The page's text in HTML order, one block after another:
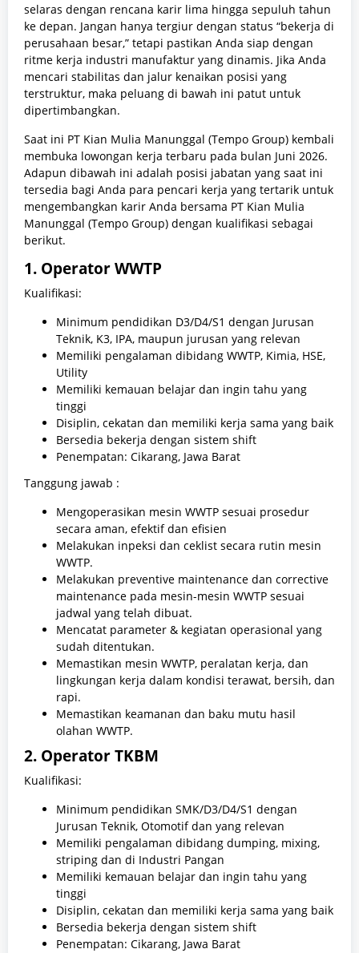
selaras dengan rencana karir lima hingga sepuluh tahun
ke depan. Jangan hanya tergiur dengan status “bekerja di
perusahaan besar,” tetapi pastikan Anda siap dengan
ritme kerja industri manufaktur yang dinamis. Jika Anda
mencari stabilitas dan jalur kenaikan posisi yang
terstruktur, maka peluang di bawah ini patut untuk
dipertimbangkan.
Saat ini PT Kian Mulia Manunggal (Tempo Group) kembali
membuka lowongan kerja terbaru pada bulan Juni 2026.
Adapun dibawah ini adalah posisi jabatan yang saat ini
tersedia bagi Anda para pencari kerja yang tertarik untuk
mengembangkan karir Anda bersama PT Kian Mulia
Manunggal (Tempo Group) dengan kualifikasi sebagai
berikut.
1. Operator WWTP
Kualifikasi:
Minimum pendidikan D3/D4/S1 dengan Jurusan
Teknik, K3, IPA, maupun jurusan yang relevan
Memiliki pengalaman dibidang WWTP, Kimia, HSE,
Utility
Memiliki kemauan belajar dan ingin tahu yang
tinggi
Disiplin, cekatan dan memiliki kerja sama yang baik
Bersedia bekerja dengan sistem shift
Penempatan: Cikarang, Jawa Barat
Tanggung jawab :
Mengoperasikan mesin WWTP sesuai prosedur
secara aman, efektif dan efisien
Melakukan inpeksi dan ceklist secara rutin mesin
WWTP.
Melakukan preventive maintenance dan corrective
maintenance pada mesin-mesin WWTP sesuai
jadwal yang telah dibuat.
Mencatat parameter & kegiatan operasional yang
sudah ditentukan.
Memastikan mesin WWTP, peralatan kerja, dan
lingkungan kerja dalam kondisi terawat, bersih, dan
rapi.
Memastikan keamanan dan baku mutu hasil
olahan WWTP.
2. Operator TKBM
Kualifikasi:
Minimum pendidikan SMK/D3/D4/S1 dengan
Jurusan Teknik, Otomotif dan yang relevan
Memiliki pengalaman dibidang dumping, mixing,
striping dan di Industri Pangan
Memiliki kemauan belajar dan ingin tahu yang
tinggi
Disiplin, cekatan dan memiliki kerja sama yang baik
Bersedia bekerja dengan sistem shift
Penempatan: Cikarang, Jawa Barat